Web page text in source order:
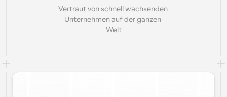
Vertraut von schnell wachsenden
Unternehmen auf der ganzen
Welt